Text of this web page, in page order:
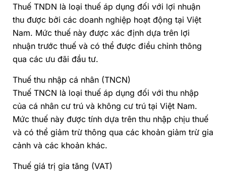
Thuế TNDN là loại thuế áp dụng đối với lợi nhuận
thu được bởi các doanh nghiệp hoạt động tại Việt
Nam. Mức thuế này được xác định dựa trên lợi
nhuận trước thuế và có thể được điều chỉnh thông
qua các ưu đãi đầu tư.
Thuế thu nhập cá nhân (TNCN)
Thuế TNCN là loại thuế áp dụng đối với thu nhập
của cá nhân cư trú và không cư trú tại Việt Nam.
Mức thuế này được tính dựa trên thu nhập chịu thuế
và có thể giảm trừ thông qua các khoản giảm trừ gia
cảnh và các khoản khác.
Thuế giá trị gia tăng (VAT)